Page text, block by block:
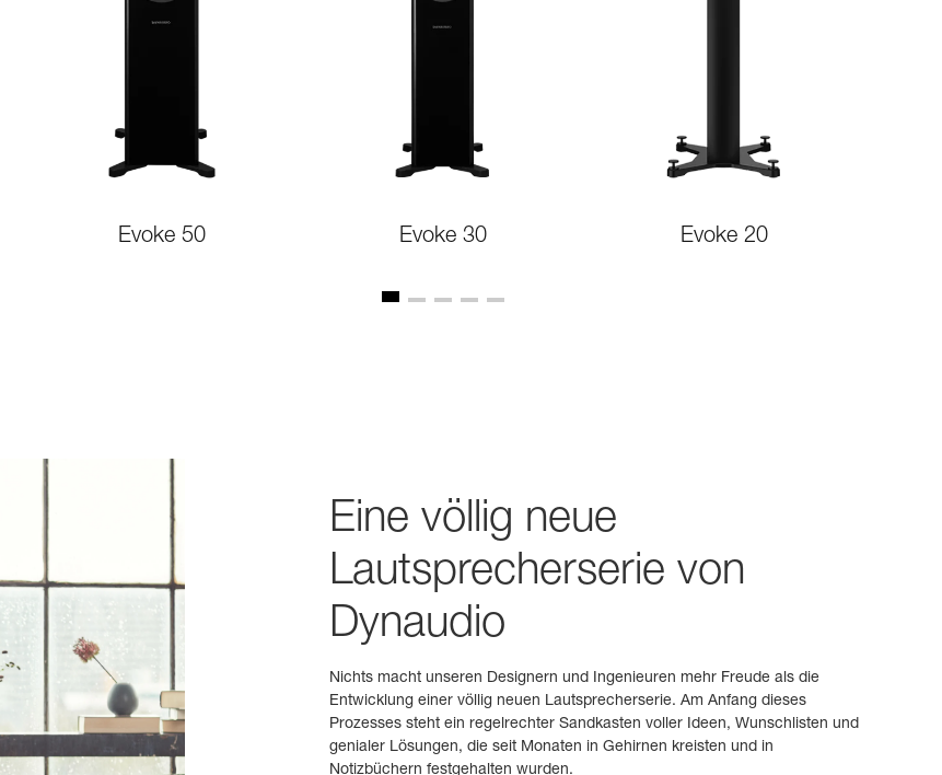
Evoke 50 Evoke 30 Evoke 20
Eine völlig neue
Lautsprecherserie von
Dynaudio
Nichts macht unseren Designern und Ingenieuren mehr Freude als die
Entwicklung einer völlig neuen Lautsprecherserie. Am Anfang dieses
Prozesses steht ein regelrechter Sandkasten voller Ideen, Wunschlisten und
genialer Lösungen, die seit Monaten in Gehirnen kreisten und in
Notizbüchern festgehalten wurden.